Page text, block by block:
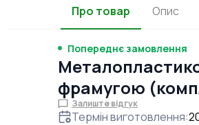
Про товар Опис
Попереднє замовлення
фрамугою
Залиште відгук
Термін виготовлення: